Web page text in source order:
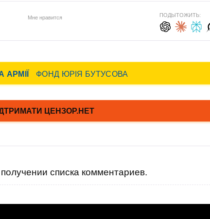
Мне нравится ПОДЫТОЖИТЬ:
списка комментариев.